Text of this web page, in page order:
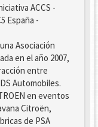
ACCS -
España -
Asociación
en el año 2007,
entre
Automobiles.
en eventos
Citroën,
de PSA